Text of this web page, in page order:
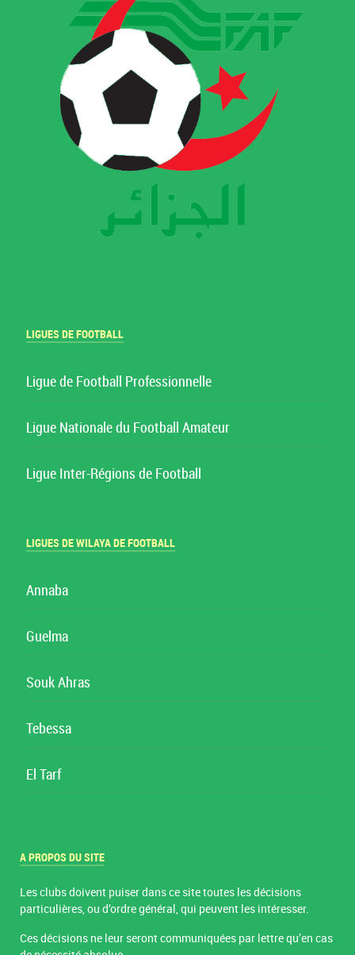
LIGUES DE FOOTBALL
Ligue de Football Professionnelle
Ligue Nationale du Football Amateur
Ligue Inter-Régions de Football
LIGUES DE WILAYA DE FOOTBALL
Annaba
Guelma
Souk Ahras
Tebessa
El Tarf
A PROPOS DU SITE
Les clubs doivent puiser dans ce site toutes les décisions
particulières, ou d’ordre général, qui peuvent les intéresser.
Ces décisions ne leur seront communiquées par lettre qu’en cas